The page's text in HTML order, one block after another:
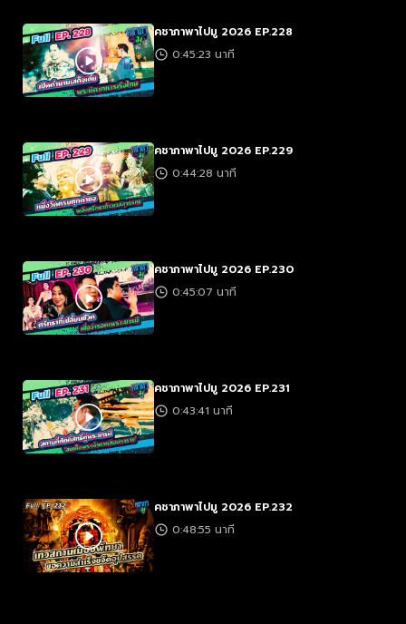
คชาภาพาไปมู 2026 EP.228
0:45:23 นาที
คชาภาพาไปมู 2026 EP.229
0:44:28 นาที
คชาภาพาไปมู 2026 EP.230
0:45:07 นาที
คชาภาพาไปมู 2026 EP.231
0:43:41 นาที
คชาภาพาไปมู 2026 EP.232
0:48:55 นาที